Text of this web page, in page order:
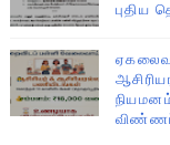
புதிய